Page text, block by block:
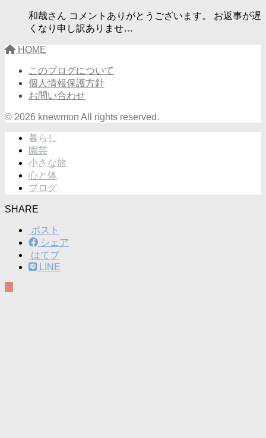
和哉さん コメントありがとうございます。 お返事が遅
くなり申し訳ありませ…
HOME
このブログについて
個人情報保護方針
お問い合わせ
© 2026 knewmon All rights reserved.
暮らし
園芸
小さな旅
心と体
ブログ
SHARE
ポスト
シェア
はてブ
LINE